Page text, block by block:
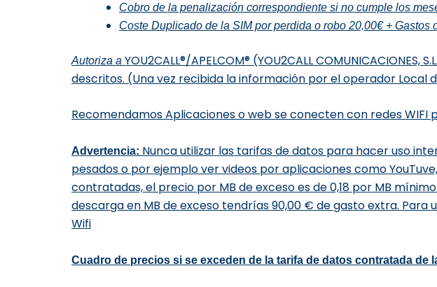
Cobro de la penalización correspondiente si no cumple los
Coste Duplicado de la SIM por perdida o robo 20,00€ + Gastos
Autoriza a YOU2CALL®/APELCOM® (YOU2CALL
descritos. (Una vez recibida la información por el operador
Recomendamos Aplicaciones o web se conecten con redes WIFI
Advertencia: Nunca utilizar las tarifas de datos para hacer uso
pesados o por ejemplo ver videos por aplicaciones como
contratadas,el precio por MB de exceso es de 0,18 por MB
descarga en MB de exceso tendrías 90,00 € de gasto extra. Para
Wifi
Cuadro de precios si se exceden de la tarifa de datos contratada de